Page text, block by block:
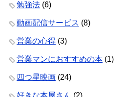
勉強法 (6)
動画配信サービス (8)
営業の心得 (3)
営業マンにおすすめの本 (1)
四つ星映画 (24)
好きな本屋さん (2)